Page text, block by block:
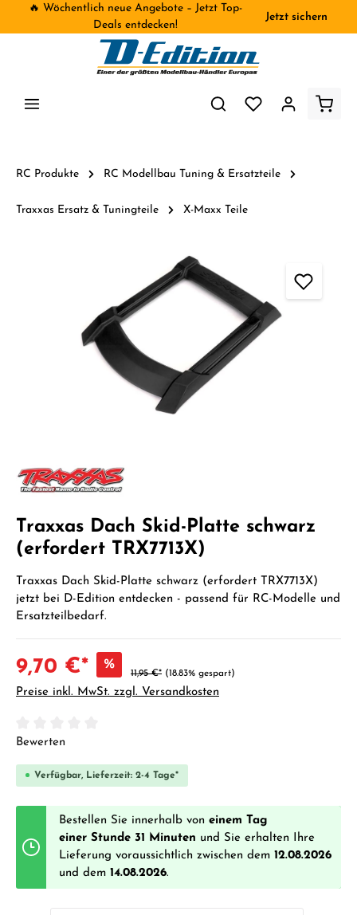
🔥 Wöchentlich neue Angebote – Jetzt Top-
Deals entdecken!
Jetzt sichern
RC Produkte RC Modellbau Tuning & Ersatzteile
Traxxas Ersatz & Tuningteile X-Maxx Teile
Traxxas Dach Skid-Platte schwarz
(erfordert TRX7713X)
Traxxas Dach Skid-Platte schwarz (erfordert TRX7713X)
jetzt bei D-Edition entdecken - passend für RC-Modelle und
Ersatzteilbedarf.
9,70 €* %
11,95 €* (18.83% gespart)
Preise inkl. MwSt. zzgl. Versandkosten
Durchschnittliche Bewertung von 0 von 5 Sternen
Bewerten
Verfügbar, Lieferzeit: 2-4 Tage*
Bestellen Sie innerhalb von einem Tag
einer Stunde 31 Minuten und Sie erhalten Ihre
Lieferung voraussichtlich zwischen dem 12.08.2026
und dem 14.08.2026.